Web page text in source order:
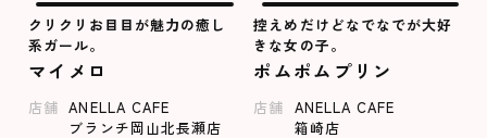
クリクリお目目が魅力の癒し
系ガール。
マイメロ
店舗 ANELLA CAFE
ブランチ岡山北長瀬店
控えめだけどなでなでが大好
きな女の子。
ポムポムプリン
店舗 ANELLA CAFE
箱崎店